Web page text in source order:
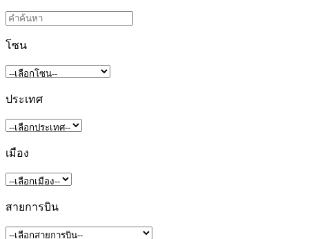
โซน
ประเทศ
เมือง
สายการบิน